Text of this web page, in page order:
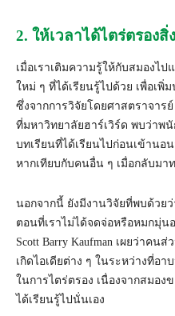
2. ให้เวลาได้ไตร่ตรองสิ่
เมื่อเราเติมความรู้ให้กับสมองไป
ใหม่ ๆ ที่ได้เรียนรู้ไปด้วย เพื่อเ
ซึ่งจากการวิจัยโดยศาสตราจารย์
ที่มหาวิทยาลัยฮาร์เวิร์ด พบว่าพ
บทเรียนที่ได้เรียนไปก่อนเข้านอ
หากเทียบกับคนอื่น ๆ เมื่อกลับมา
นอกจากนี้ ยังมีงานวิจัยที่พบด้วย
ตอนที่เราไม่ได้จดจ่อหรือหมกมุ่น
Scott Barry Kaufman เผยว่าคน
เกิดไอเดียต่าง ๆ ในระหว่างที่อ
ในการไตร่ตรอง เนื่องจากสมอง
ได้เรียนรู้ไปนั่นเอง